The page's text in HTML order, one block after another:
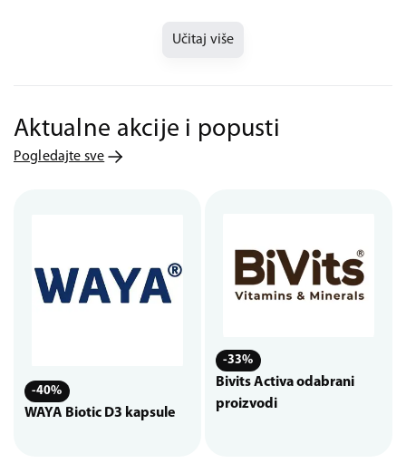
Učitaj više
Aktualne akcije i popusti
Pogledajte sve
-40%
WAYA Biotic D3 kapsule
-33%
Bivits Activa odabrani
proizvodi